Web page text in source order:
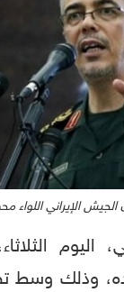
الإيراني اللواء
اليوم
وذلك وسط